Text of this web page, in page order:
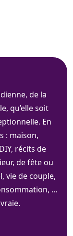
de la
qu’elle soit
En
: maison,
récits de
de fête ou
vie de couple,
…